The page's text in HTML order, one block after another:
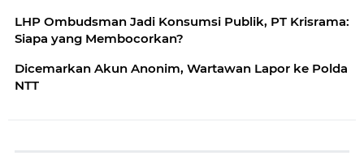
LHP Ombudsman Jadi Konsumsi Publik, PT Krisrama:
Siapa yang Membocorkan?
Dicemarkan Akun Anonim, Wartawan Lapor ke Polda
NTT